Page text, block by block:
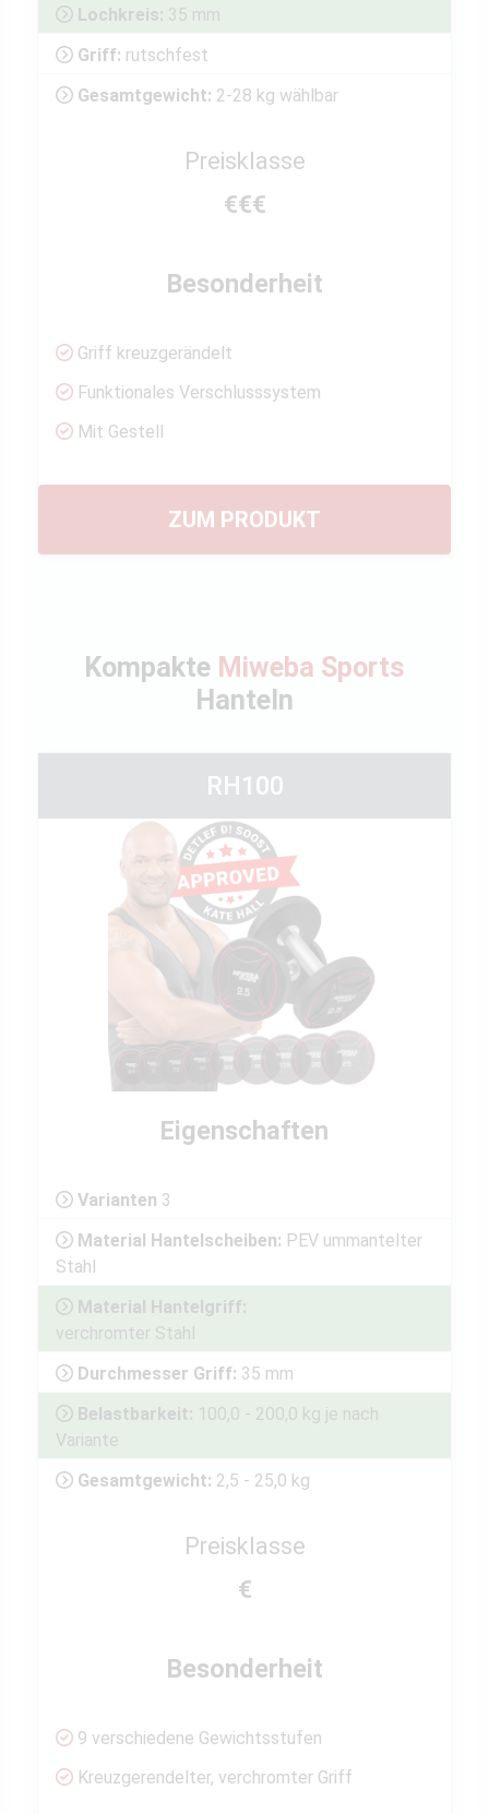
Lochkreis: 35 mm
Griff: rutschfest
Gesamtgewicht: 2-28 kg wählbar
Preisklasse
€€€
Besonderheit
Griff kreuzgerändelt
Funktionales Verschlusssystem
Mit Gestell
ZUM PRODUKT
Kompakte Miweba Sports
Hanteln
RH100
Eigenschaften
Varianten 3
Material Hantelscheiben: PEV ummantelter
Stahl
Material Hantelgriff:
verchromter Stahl
Durchmesser Griff: 35 mm
Belastbarkeit: 100,0 - 200,0 kg je nach
Variante
Gesamtgewicht: 2,5 - 25,0 kg
Preisklasse
€
Besonderheit
9 verschiedene Gewichtsstufen
Kreuzgerendelter, verchromter Griff